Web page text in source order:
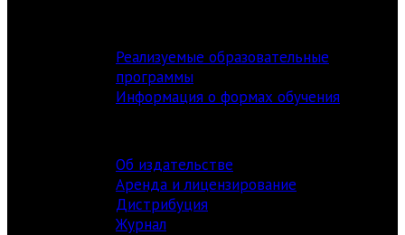
Реализуемые образовательные
программы
Информация о формах обучения
Об издательстве
Аренда и лицензирование
Дистрибуция
Журнал